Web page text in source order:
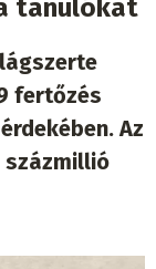
tanulókat
fertőzés
Az